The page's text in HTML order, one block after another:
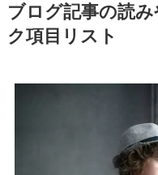
ブログ記事の読
ク項目リスト